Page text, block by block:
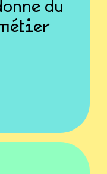
du
des
me
»